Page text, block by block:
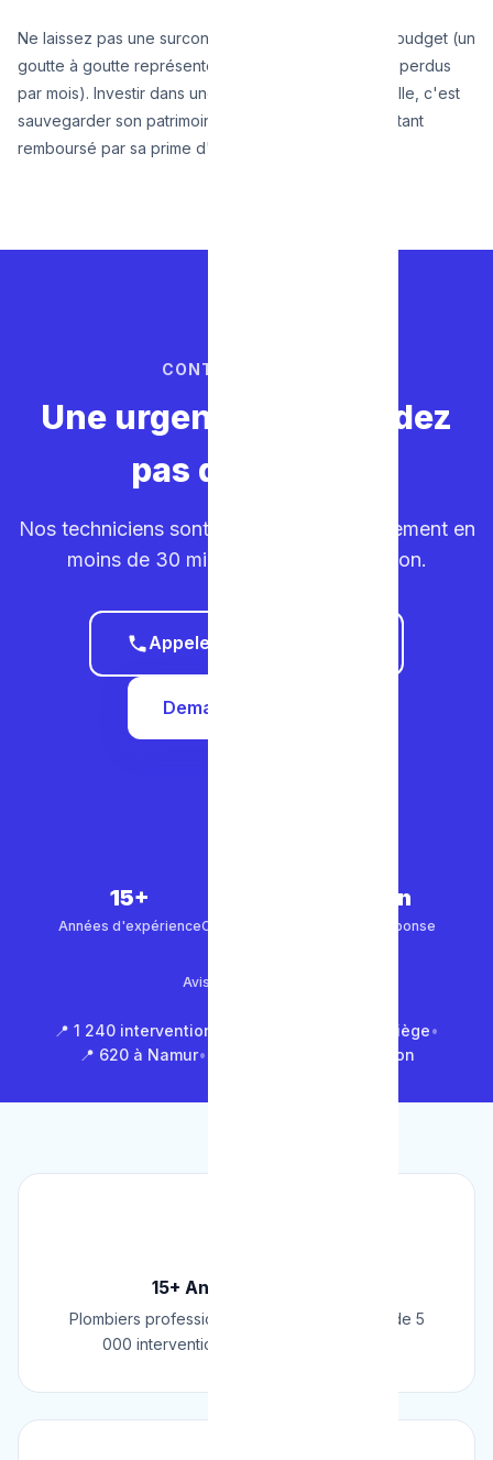
Ne laissez pas une surconsommation détruire votre budget (un
goutte à goutte représente parfois 1500 litres d'eau perdus
par mois). Investir dans une recherche professionnelle, c'est
sauvegarder son patrimoine et son argent, tout en étant
remboursé par sa prime d'assurance.
CONTACTEZ-NOUS
Une urgence ? Ne perdez
pas de temps.
Nos techniciens sont sur la route. Déplacement en
moins de 30 minutes dans votre région.
Appeler le 0465 68 51 58
Demander un devis
15+
Années d'expérienceClients satisfaits
30 min
Temps de réponse
Avis Google (500+)
📍 1 240 interventions à Bruxelles 📍 850 à Liège•
📍 620 à Namur• 📍 1 430 en Brabant Wallon
15+ Ans d'Expérience
Plombiers professionnels depuis 2009. Plus de 5
000 interventions réussies en Belgique.